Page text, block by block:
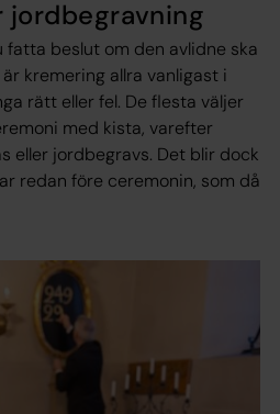
jordbegravning
fatta beslut om den avlidne ska
kremering allra vanligast i
rätt eller fel. De flesta väljer
med kista, varefter
eller jordbegravs. Det blir dock
redan före ceremonin, som då